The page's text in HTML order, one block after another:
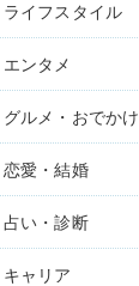
ライフスタイル
エンタメ
グルメ・おでかけ
恋愛・結婚
占い・診断
キャリア